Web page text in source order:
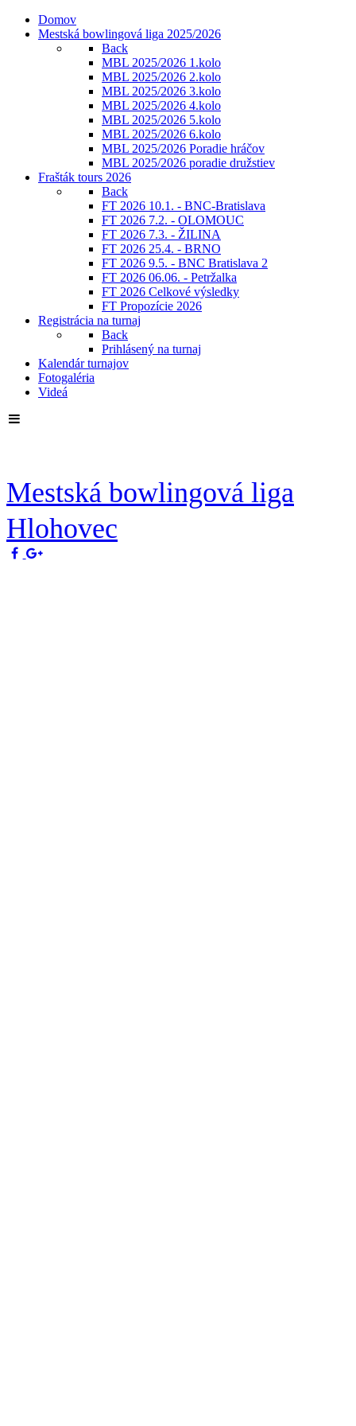
Domov
Mestská bowlingová liga 2025/2026
Back
MBL 2025/2026 1.kolo
MBL 2025/2026 2.kolo
MBL 2025/2026 3.kolo
MBL 2025/2026 4.kolo
MBL 2025/2026 5.kolo
MBL 2025/2026 6.kolo
MBL 2025/2026 Poradie hráčov
MBL 2025/2026 poradie družstiev
Frašták tours 2026
Back
FT 2026 10.1. - BNC-Bratislava
FT 2026 7.2. - OLOMOUC
FT 2026 7.3. - ŽILINA
FT 2026 25.4. - BRNO
FT 2026 9.5. - BNC Bratislava 2
FT 2026 06.06. - Petržalka
FT 2026 Celkové výsledky
FT Propozície 2026
Registrácia na turnaj
Back
Prihlásený na turnaj
Kalendár turnajov
Fotogaléria
Videá
Mestská bowlingová liga
Hlohovec